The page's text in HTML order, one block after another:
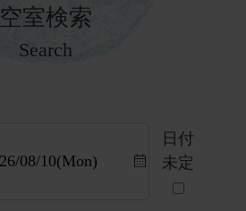
空室検索
Search
日付
未定